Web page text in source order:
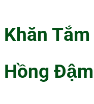
Khăn
Hồng